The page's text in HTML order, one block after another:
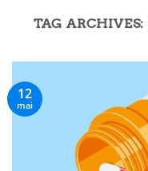
TAG ARCHIVES:
12
mai